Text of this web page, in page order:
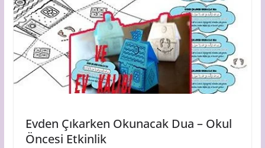
Evden Çıkarken Okunacak Dua – Okul
Öncesi Etkinlik